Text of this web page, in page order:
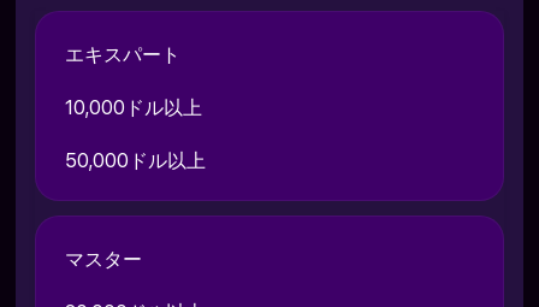
エキスパート
10,000ドル以上
50,000ドル以上
マスター